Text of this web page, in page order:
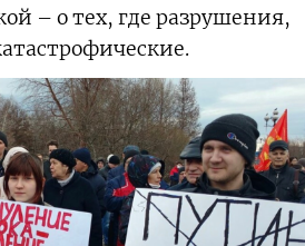
– о тех, где разрушения,